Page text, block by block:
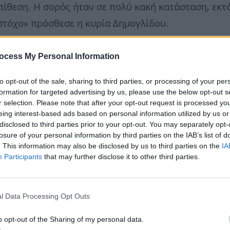
My Personal Information
opt-out of the sale, sharing to third parties, or processing of your
for targeted advertising by us, please use the below opt-out
selection. Please note that after your opt-out request is processed
interest-based ads based on personal information utilized by us
to third parties prior to your opt-out. You may separately
of your personal information by third parties on the IAB’s list of
This information may also be disclosed by us to third parties on the
Participants that may further disclose it to other third parties.
Data Processing Opt Outs
opt-out of the Sharing of my personal data.
Η σορός ήταν σε πολύ κακή κατάσταση,
πρόσθεσε η κυρία Δημογλίδου.
«το πιο δύσκολο κομμάτι ήταν τα παιδιά να
διαπίστωσαν ότι υπήρχαν δύο παιδιά που
παιδιά αντιλήφθηκαν τι συνέβη. «Δεν φαίνεται
ότι το έγκλημα διαπράχθηκε τις
πιθανής χορήγησης ουσίας στα παιδιά, η
τόπο εγκλήματος ή από κακοποιητικό
σε συγκεκριμένο κύκλο ιατρικών εξετάσεων.
κάποια ουσία, ωστόσο το ενδεχόμενο